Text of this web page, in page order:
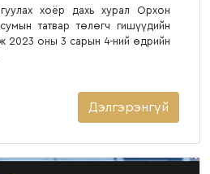
хоёр дахь хурал Орхон
татвар төлөгч гишүүдийн
2023 оны 3 сарын 4-ний өдрийн
Дэлгэрэнгүй